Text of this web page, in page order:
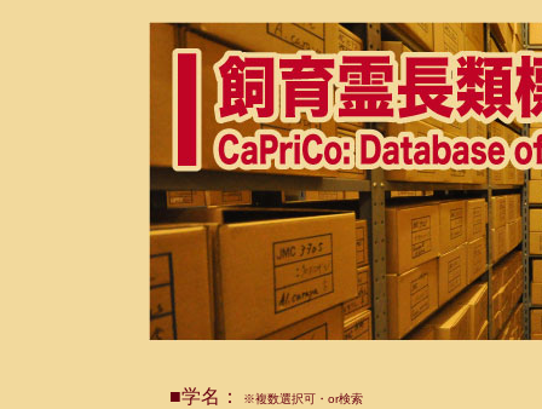
■学名： ※複数選択可・or検索